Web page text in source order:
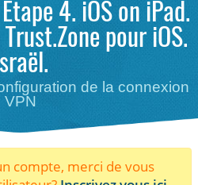
4. iOS on iPad.
pour iOS.
Israël.
de la connexion
VPN
compte, merci de vous